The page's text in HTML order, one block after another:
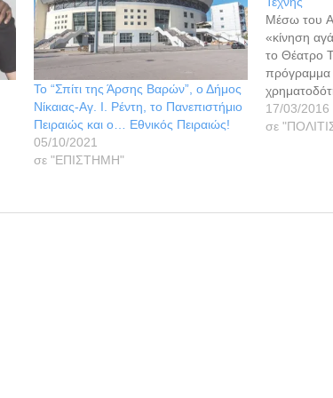
Το “Σπίτι της Άρσης Βαρών”, ο Δήμος
Νίκαιας-Αγ. Ι. Ρέντη, το Πανεπιστήμιο
Πειραιώς και ο… Εθνικός Πειραιώς!
05/10/2021
σε "ΕΠΙΣΤΗΜΗ"
Μέσω του
«κίνηση
το Θέατρο
πρόγραμμα
Εθνικής
φυσικά και
Υπογείου…
17/03/2016
σε